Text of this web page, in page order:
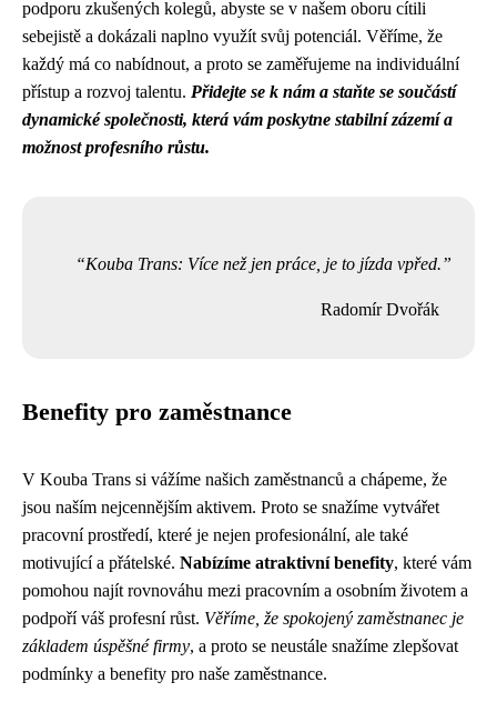
podporu zkušených kolegů, abyste se v našem oboru cítili
sebejistě a dokázali naplno využít svůj potenciál. Věříme, že
každý má co nabídnout, a proto se zaměřujeme na individuální
přístup a rozvoj talentu. Přidejte se k nám a staňte se součástí
dynamické společnosti, která vám poskytne stabilní zázemí a
možnost profesního růstu.
Kouba Trans: Více než jen práce, je to jízda vpřed.
Radomír Dvořák
Benefity pro zaměstnance
V Kouba Trans si vážíme našich zaměstnanců a chápeme, že
jsou naším nejcennějším aktivem. Proto se snažíme vytvářet
pracovní prostředí, které je nejen profesionální, ale také
motivující a přátelské. Nabízíme atraktivní benefity, které vám
pomohou najít rovnováhu mezi pracovním a osobním životem a
podpoří váš profesní růst. Věříme, že spokojený zaměstnanec je
základem úspěšné firmy, a proto se neustále snažíme zlepšovat
podmínky a benefity pro naše zaměstnance.